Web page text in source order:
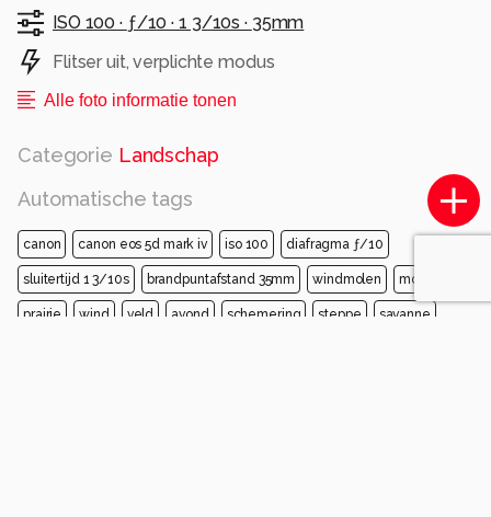
ISO 100 · ƒ/10 · 1 3/10s · 35mm
Flitser uit, verplichte modus
Alle foto informatie tonen
Categorie Landschap
Automatische tags
canon canon eos 5d mark iv iso 100 diafragma ƒ/10
sluitertijd 1 3/10s brandpuntafstand 35mm windmolen molen
prairie wind veld avond schemering steppe savanne